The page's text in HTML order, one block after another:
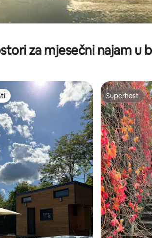
za mjesečni najam u
13
Superhost
Superhost